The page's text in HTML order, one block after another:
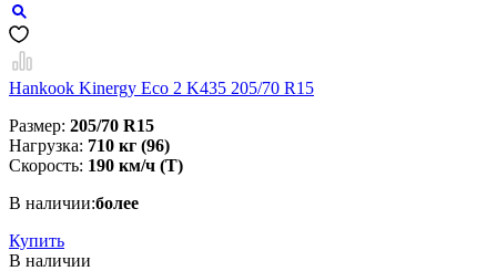
Hankook Kinergy Eco 2 K435 205/70 R15
Размер: 205/70 R15
Нагрузка: 710 кг (96)
Скорость: 190 км/ч (Т)
В наличии:более
Купить
В наличии